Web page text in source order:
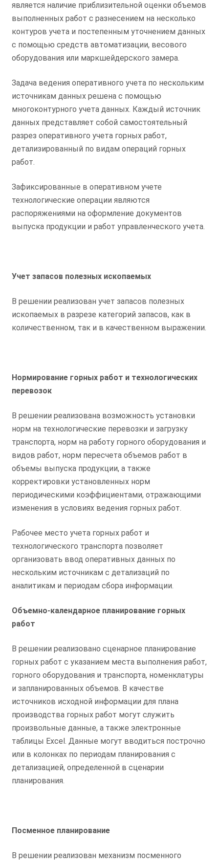
является наличие приблизительной оценки объемов
выполненных работ с разнесением на несколько
контуров учета и постепенным уточнением данных
с помощью средств автоматизации, весового
оборудования или маркшейдерского замера.
Задача ведения оперативного учета по нескольким
источникам данных решена с помощью
многоконтурного учета данных. Каждый источник
данных представляет собой самостоятельный
разрез оперативного учета горных работ,
детализированный по видам операций горных
работ.
Зафиксированные в оперативном учете
технологические операции являются
распоряжениями на оформление документов
выпуска продукции и работ управленческого учета.
Учет запасов полезных ископаемых
В решении реализован учет запасов полезных
ископаемых в разрезе категорий запасов, как в
количественном, так и в качественном выражении.
Нормирование горных работ и технологических
перевозок
В решении реализована возможность установки
норм на технологические перевозки и загрузку
транспорта, норм на работу горного оборудования и
видов работ, норм пересчета объемов работ в
объемы выпуска продукции, а также
корректировки установленных норм
периодическими коэффициентами, отражающими
изменения в условиях ведения горных работ.
Рабочее место учета горных работ и
технологического транспорта позволяет
организовать ввод оперативных данных по
нескольким источникам с детализаций по
аналитикам и периодам сбора информации.
Объемно-календарное планирование горных
работ
В решении реализовано сценарное планирование
горных работ с указанием места выполнения работ,
горного оборудования и транспорта, номенклатуры
и запланированных объемов. В качестве
источников исходной информации для плана
производства горных работ могут служить
произвольные данные, а также электронные
таблицы Excel. Данные могут вводиться построчно
или в колонках по периодам планирования с
детализацией, определенной в сценарии
планирования.
Посменное планирование
В решении реализован механизм посменного